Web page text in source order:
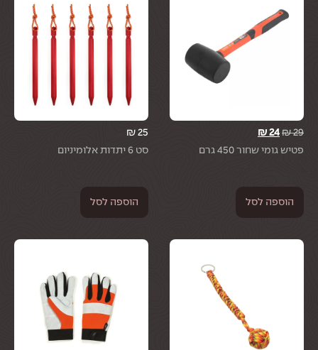
₪29
₪ 24
פטיש גומי שחור 450 גרם
הוספה לסל
₪ 25
סט 6 יתדות אלומיניום
הוספה לסל